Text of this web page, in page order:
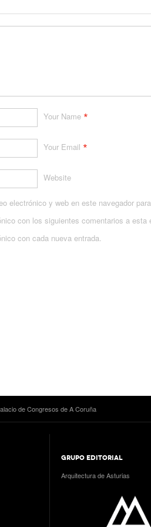
Your Name *
Your Email *
Website
electrónico y web en este navegador
con los siguientes comentarios a esta
con cada nueva entrada.
de Congresos de A Coruña
GRUPO EDITORIAL
Arquitectura de Asturias